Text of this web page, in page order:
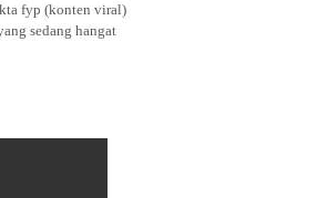
fyp (konten viral)
sedang hangat